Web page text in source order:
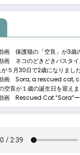
画 保護猫の「空良」が3歳
画 ネコのどきどきバスタ
５月30日で2歳になりました
画 Sora, a rescued cat,
良が１歳の誕生日を迎えま
画 Rescued Cat “Sora”ー